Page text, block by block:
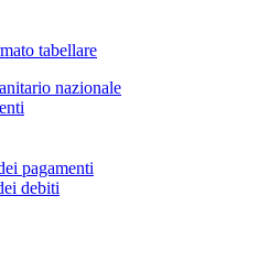
tabellare
nazionale
pagamenti
debiti